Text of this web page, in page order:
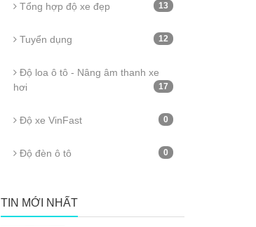
Tổng hợp độ xe đẹp 13
Tuyển dụng 12
Độ loa ô tô - Nâng âm thanh xe
hơi
17
Độ xe VinFast 0
Độ đèn ô tô 0
TIN MỚI NHẤT